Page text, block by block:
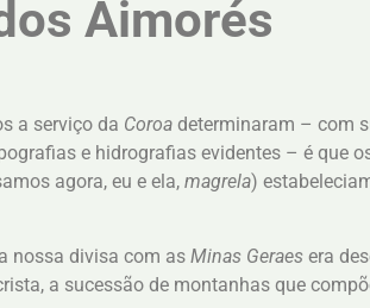
Aimorés
a serviço da Coroa determinaram – com
e hidrografias evidentes – é que
agora, eu e ela, magrela)
nossa divisa com as Minas Geraes era
a sucessão de montanhas que